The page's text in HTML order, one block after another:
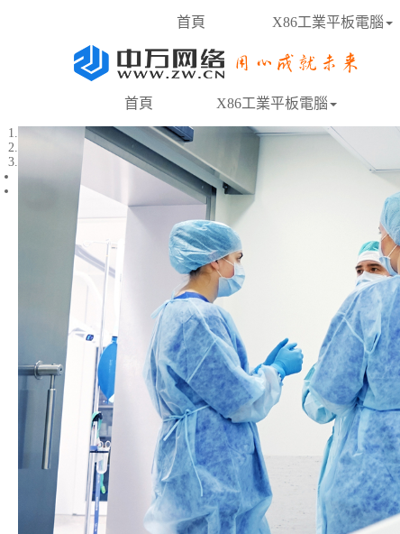
首頁 X86工業平板電腦
首頁 X86工業平板電腦
Previous